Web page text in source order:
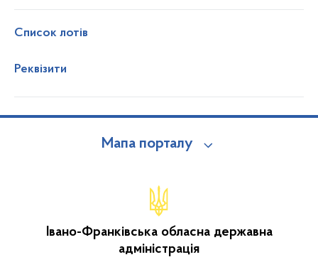
Список лотів
Реквізити
Мапа порталу
Івано-Франківська обласна державна
адміністрація